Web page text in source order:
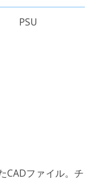
PSU
CADファイル。チ